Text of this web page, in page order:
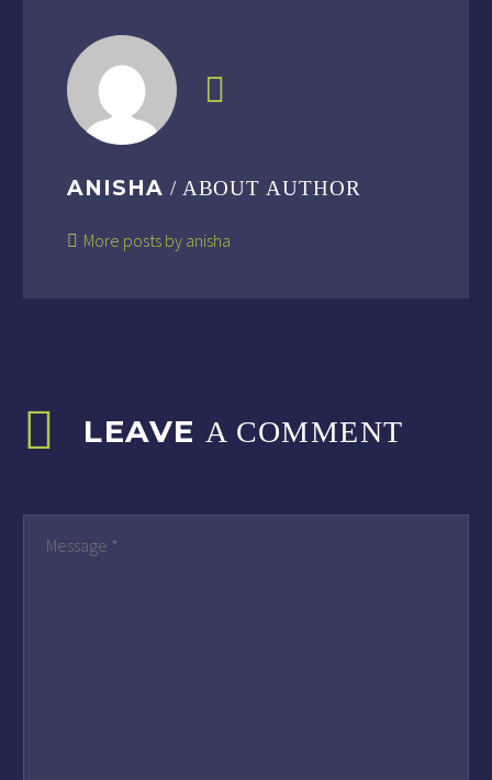
ANISHA / ABOUT AUTHOR
More posts by anisha
LEAVE A COMMENT